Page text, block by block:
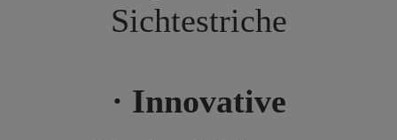
Sichtestriche
· Innovative